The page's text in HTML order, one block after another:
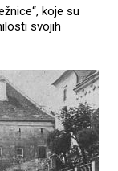
koje su
svojih